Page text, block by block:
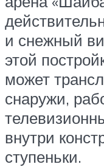
и снежный
этой
может
снаружи,
внутри
ступеньки.